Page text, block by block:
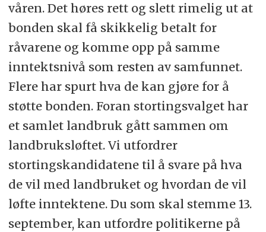
våren. Det høres rett og slett rimelig ut at
bonden skal få skikkelig betalt for
råvarene og komme opp på samme
inntektsnivå som resten av samfunnet.
Flere har spurt hva de kan gjøre for å
støtte bonden. Foran stortingsvalget har
et samlet landbruk gått sammen om
landbruksløftet. Vi utfordrer
stortingskandidatene til å svare på hva
de vil med landbruket og hvordan de vil
løfte inntektene. Du som skal stemme 13.
september, kan utfordre politikerne på